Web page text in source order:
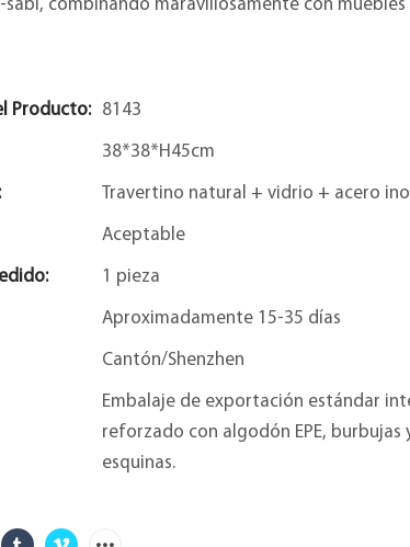
sabi, combinando maravillosamente con
Producto: 8143
38*38*H45cm
Travertino natural + vidrio + acero
Aceptable
1 pieza
Aproximadamente 15-35 días
Cantón/Shenzhen
Embalaje de exportación estándar
reforzado con algodón EPE, burbujas
esquinas.